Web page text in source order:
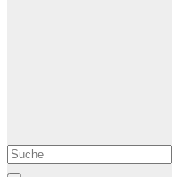
Le Matin
AGENCE DE PRESSE